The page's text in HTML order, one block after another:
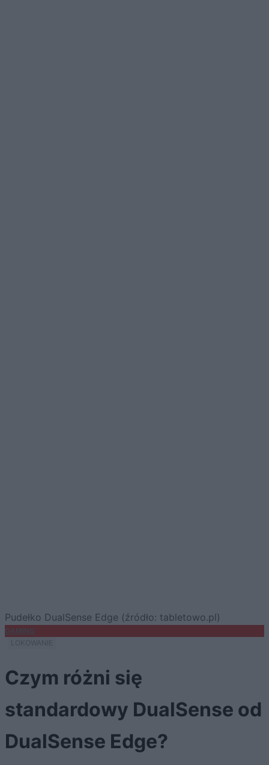
Pudełko DualSense Edge (źródło: tabletowo.pl)
LOKOWANIE
Czym różni się
standardowy DualSense od
DualSense Edge?